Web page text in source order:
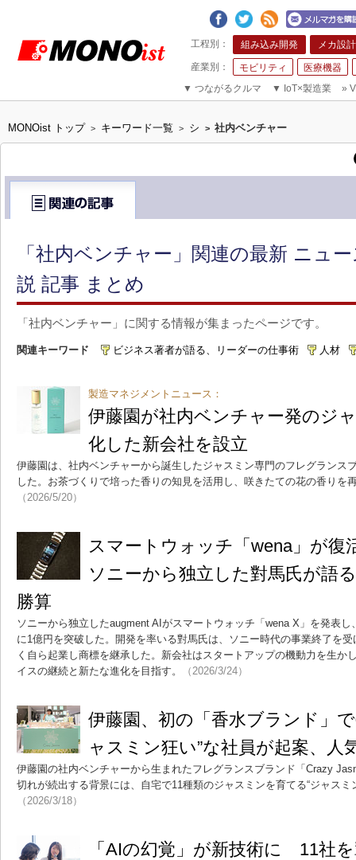
組み込み開発 メカ設計
モビリティ
医療機器
▼ つながるクルマ ▼ IoT×製造業 »
MONOist トップ > キーワード一覧 > シ > 社内ベンチャー
「社内ベンチャー」関連の最新 ニュ
説 記事 まとめ
「社内ベンチャー」に関する情報が集まったページです。
関連キーワード ビジネス著者が語る、リーダーの仕事術 人材
製造マネジメントニュース：
伊藤園が社内ベンチャー発のジ
化した新会社を設立
伊藤園は、社内ベンチャーから誕生したジャスミン専門のフレグランス
した。お茶づくりで培った香りの知見を活用し、咲きたての花の香りを
（2026/5/20）
スマートウォッチ「wena」が
ソニーから独立した對馬氏が語
勝算
ソニーから独立したaugment AIがスマートウォッチ「wena X」を発表
に1億円を突破した。開発を率いる對馬氏は、ソニー時代の事業終了を
く自ら起業し商標を継承した。新会社はスタートアップの機動力を生か
イスの継続と新たな進化を目指す。
（2026/3/24）
伊藤園、初の「香水ブランド」
ャスミン狂い”な社員が起案、人
伊藤園の社内ベンチャーから生まれたフレグランスブランド「Crazy
切れが続出する背景には、自宅で11種類のジャスミンを育てる“ジャスミ
（2026/3/18）
「AIの幻覚」が新技術に 11社